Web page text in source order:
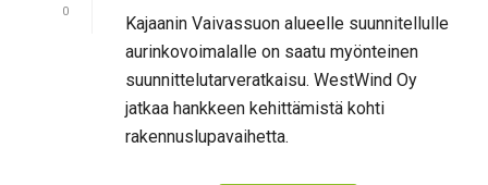
0
Kajaanin Vaivassuon alueelle suunnitellulle
aurinkovoimalalle on saatu myönteinen
suunnittelutarveratkaisu. WestWind Oy
jatkaa hankkeen kehittämistä kohti
rakennuslupavaihetta.